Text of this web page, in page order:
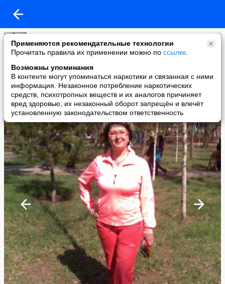
Применяются рекомендательные технологии
Прочитать правила их применении можно по ссылке
Возможны упоминания
В контенте могут упоминаться наркотики и связанная с ними
информация. Незаконное потребление наркотических
средств, психотропных веществ и их аналогов причиняет
вред здоровью, их незаконный оборот запрещён и влечёт
установленную законодательством ответственность
*
added a photo
03 May в 07:27